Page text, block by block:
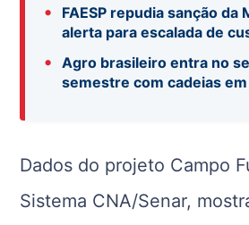
•
FAESP repudia sanção da
alerta para escalada de
•
Agro brasileiro entra no
semestre com cadeias
Dados do projeto Campo
Sistema CNA/Senar,